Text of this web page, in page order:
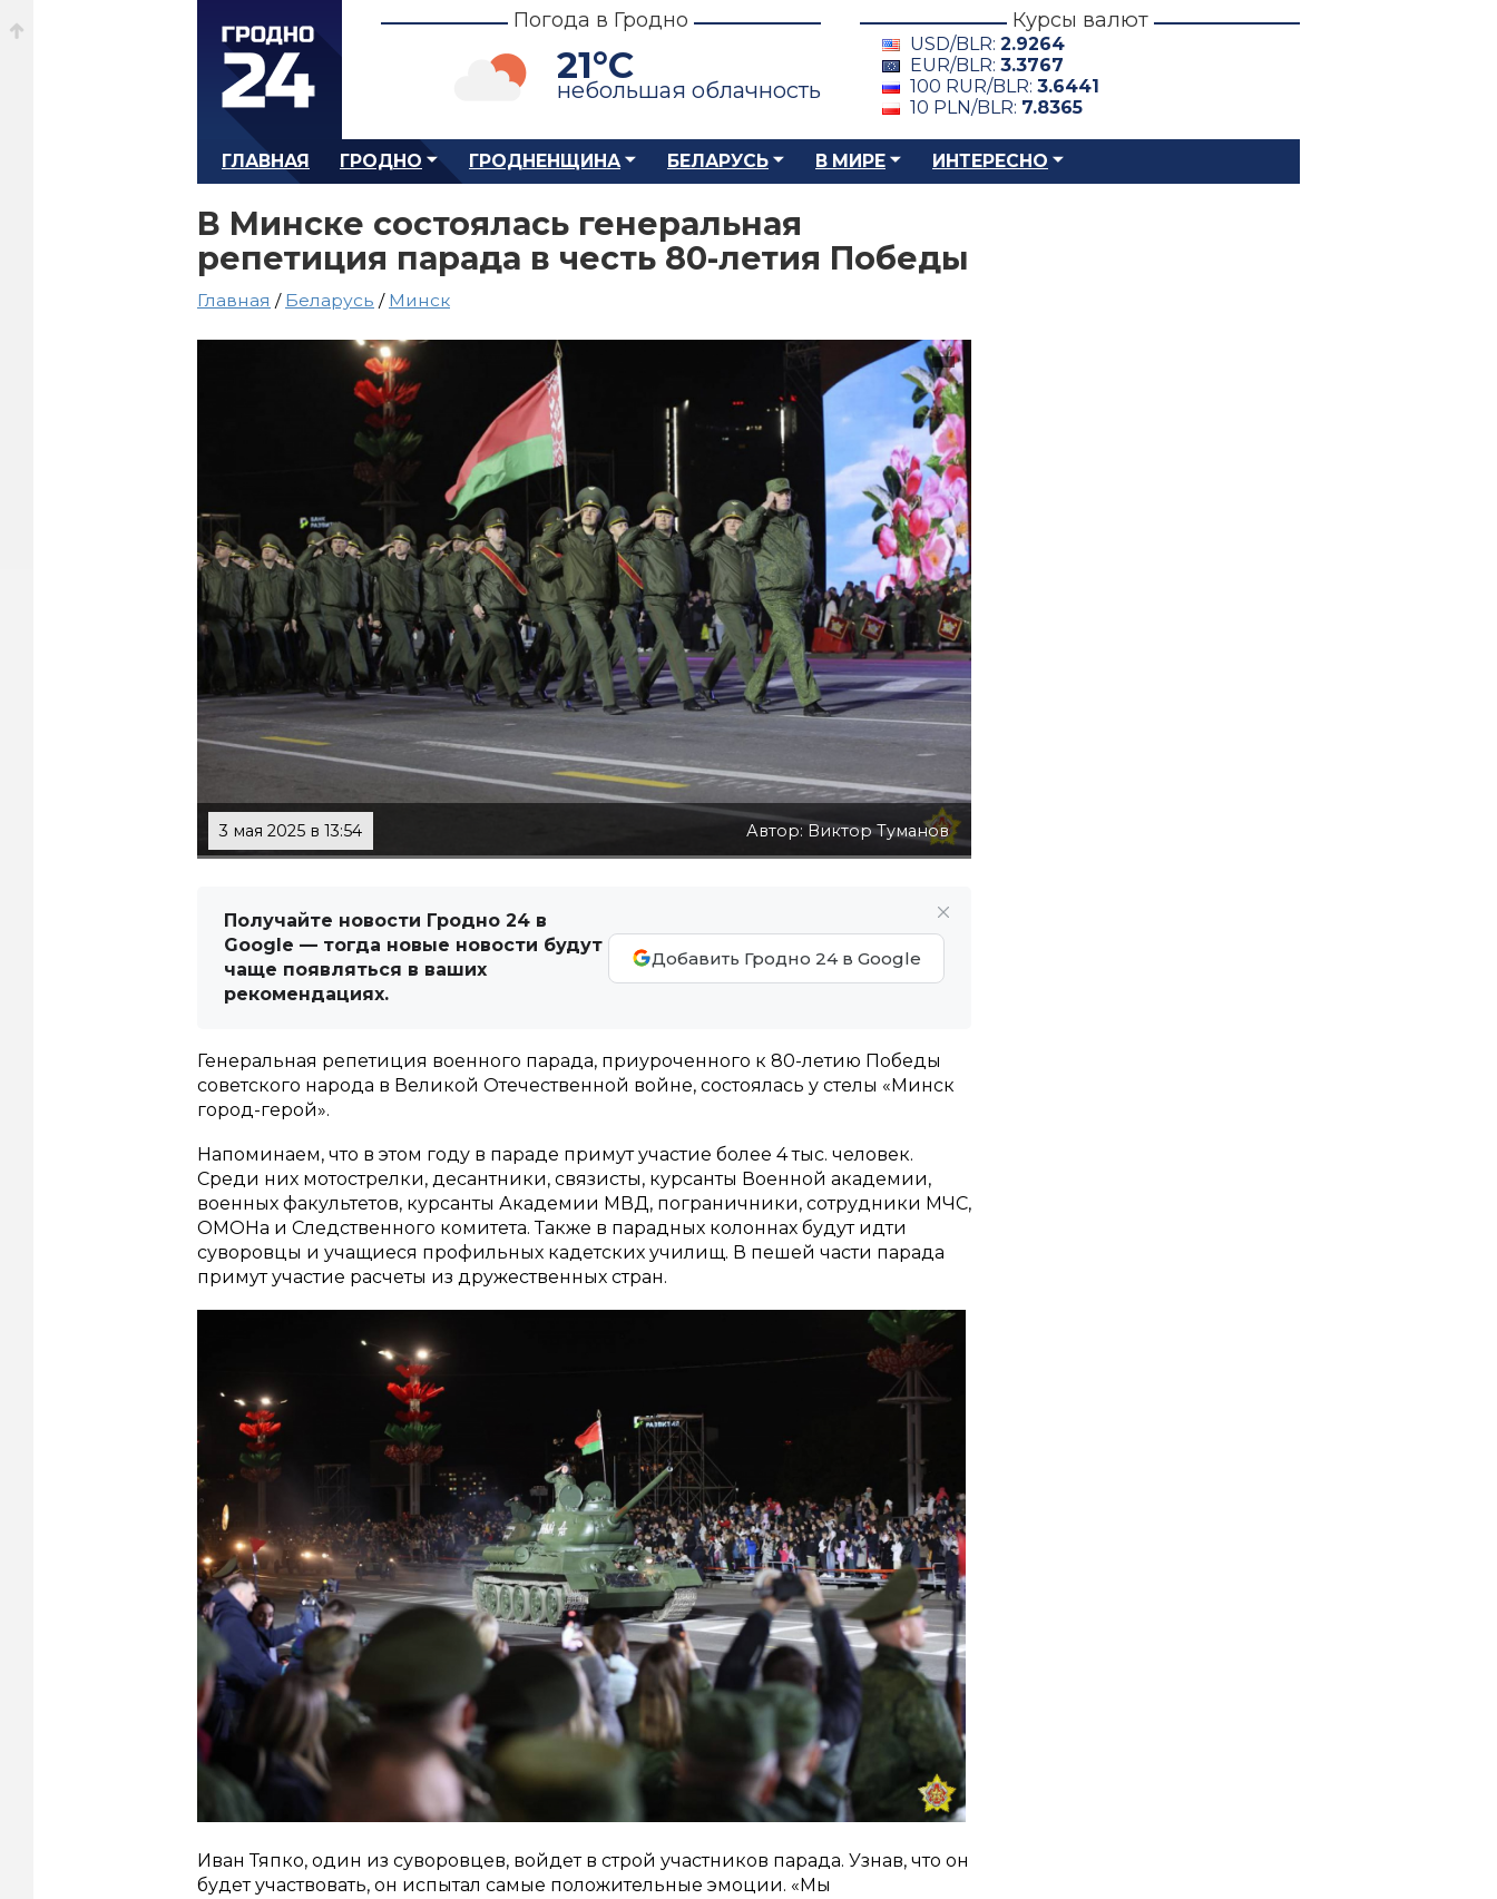
Погода в Гродно
21°C
небольшая облачность
Курсы валют
USD/BLR: 2.9264
EUR/BLR: 3.3767
100 RUR/BLR: 3.6441
10 PLN/BLR: 7.8365
ГЛАВНАЯ ГРОДНО ГРОДНЕНЩИНА БЕЛАРУСЬ В МИРЕ ИНТЕРЕСНО
В Минске состоялась генеральная
репетиция парада в честь 80-летия Победы
Главная / Беларусь / Минск
3 мая 2025 в 13:54 Автор: Виктор Туманов
Получайте новости Гродно 24 в
Google — тогда новые новости будут
чаще появляться в ваших
рекомендациях.
Добавить Гродно 24 в Google
Генеральная репетиция военного парада, приуроченного к 80-летию Победы
советского народа в Великой Отечественной войне, состоялась у стелы «Минск
город-герой».
Напоминаем, что в этом году в параде примут участие более 4 тыс. человек.
Среди них мотострелки, десантники, связисты, курсанты Военной академии,
военных факультетов, курсанты Академии МВД, пограничники, сотрудники МЧС,
ОМОНа и Следственного комитета. Также в парадных колоннах будут идти
суворовцы и учащиеся профильных кадетских училищ. В пешей части парада
примут участие расчеты из дружественных стран.
Иван Тяпко, один из суворовцев, войдет в строй участников парада. Узнав, что он
будет участвовать, он испытал самые положительные эмоции. «Мы